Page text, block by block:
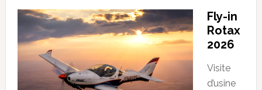
Fly-in
Rotax
2026
Visite
d’usine